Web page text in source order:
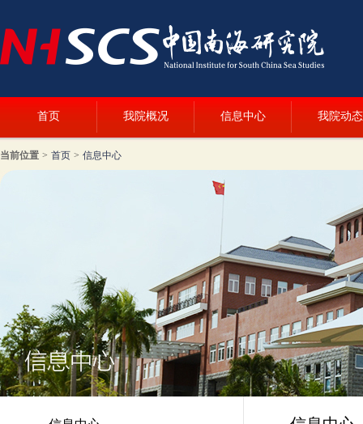
首页 我院概况 信息中心 我院动态
当前位置 > 首页 > 信息中心